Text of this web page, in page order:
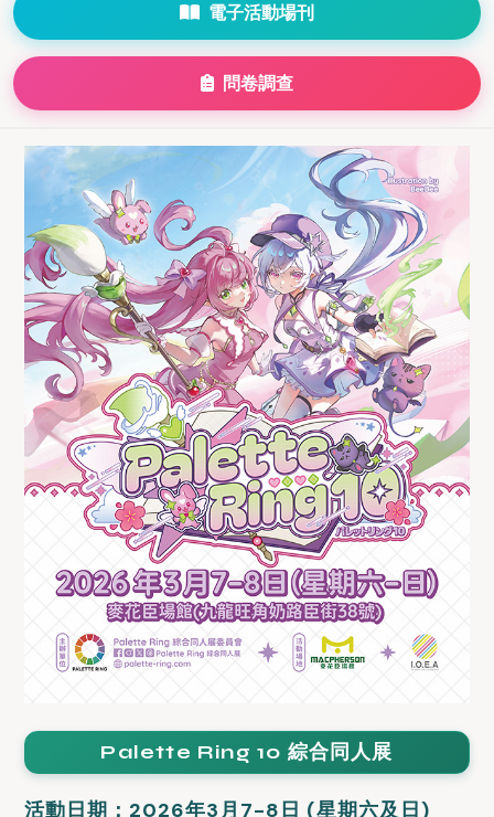
電子活動場刊
問卷調查
Palette Ring 10 綜合同人展
活動日期：2026年3月7-8日 (星期六及日)